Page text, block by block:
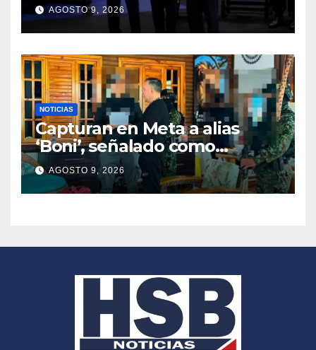
AGOSTO 9, 2026
NOTICIAS
Capturan en Meta a alias
‘Boni’, señalado como
segundo cabecilla de los
Comandos de Frontera
AGOSTO 9, 2026